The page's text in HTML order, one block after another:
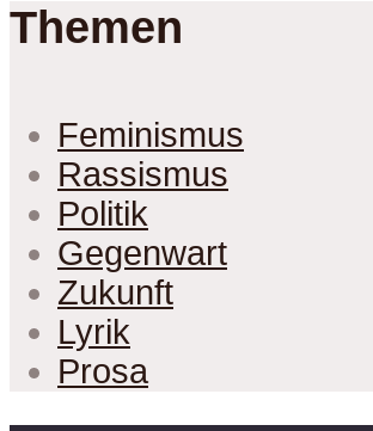
Themen
Feminismus
Rassismus
Politik
Gegenwart
Zukunft
Lyrik
Prosa